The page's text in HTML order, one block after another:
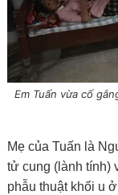
Em Tuấn vừa cố
Mẹ của Tuấn là
tử cung (lành tính)
phẫu thuật khối u